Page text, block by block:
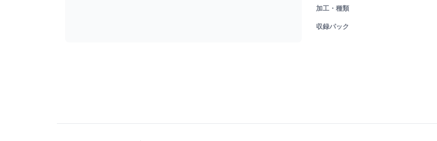
加工・種類
収録パック